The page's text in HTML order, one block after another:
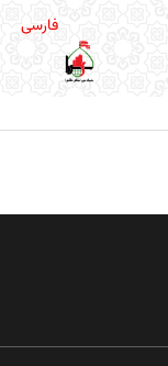
فارسی